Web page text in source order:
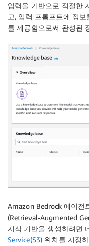
입력을 기반으로 적절한
고, 입력 프롬프트에 정
를 제공함으로써 완성된
Amazon Bedrock 에이전
(Retrieval-Augmented
지식 기반을 생성하려면
Service(S3) 위치를 지정